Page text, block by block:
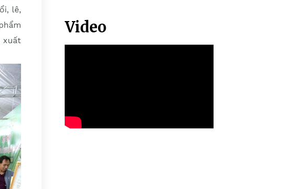
lê,
xuất
Video